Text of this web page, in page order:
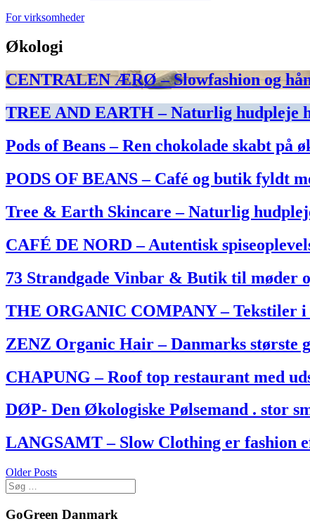
For virksomheder
Økologi
CENTRALEN ÆRØ – Slowfashion og
TREE AND EARTH – Naturlig hudpleje
Pods of Beans – Ren chokolade skabt på
PODS OF BEANS – Café og butik fyldt
Tree & Earth Skincare – Naturlig
CAFÉ DE NORD – Autentisk
73 Strandgade Vinbar & Butik til møder
THE ORGANIC COMPANY – Tekstiler
ZENZ Organic Hair – Danmarks største
CHAPUNG – Roof top restaurant med
DØP- Den Økologiske Pølsemand . stor
LANGSAMT – Slow Clothing er fashion
Older Posts
GoGreen Danmark